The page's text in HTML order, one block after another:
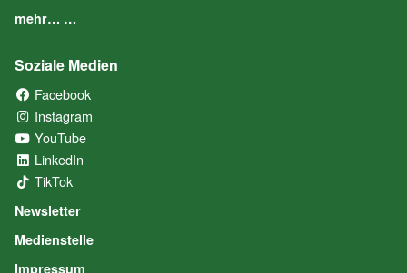
mehr… …
Soziale Medien
Facebook
Instagram
YouTube
LinkedIn
TikTok
Newsletter
Medienstelle
Impressum